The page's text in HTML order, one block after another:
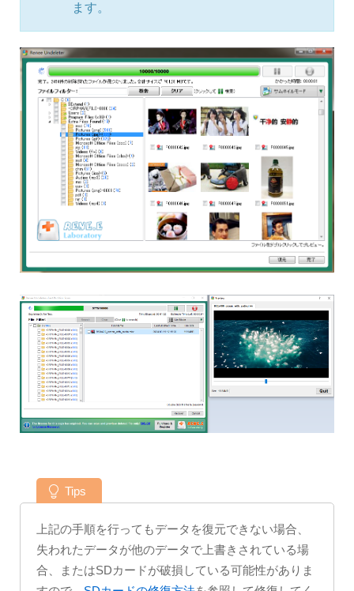
ます。
Tips
上記の手順を行ってもデータを復元できない場合、
失われたデータが他のデータで上書きされている場
合、またはSDカードが破損している可能性がありま